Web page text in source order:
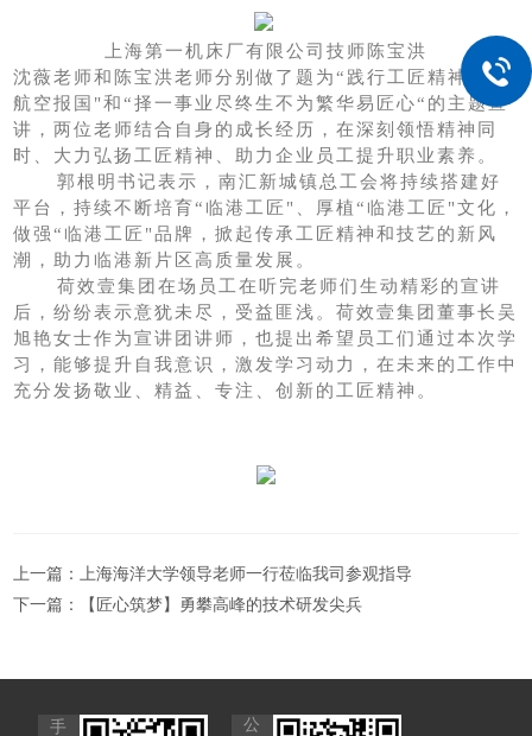
上海第一机床厂有限公司技师陈宝洪
沈薇老师和陈宝洪老师分别做了题为“践行工匠精神 矢志
航空报国"和“择一事业尽终生不为繁华易匠心“的主题宣
讲，两位老师结合自身的成长经历，在深刻领悟精神同
时、大力弘扬工匠精神、助力企业员工提升职业素养。
郭根明书记表示，南汇新城镇总工会将持续搭建好
平台，持续不断培育“临港工匠"、厚植“临港工匠"文化，
做强“临港工匠"品牌，掀起传承工匠精神和技艺的新风
潮，助力临港新片区高质量发展。
荷效壹集团在场员工在听完老师们生动精彩的宣讲
后，纷纷表示意犹未尽，受益匪浅。荷效壹集团董事长吴
旭艳女士作为宣讲团讲师，也提出希望员工们通过本次学
习，能够提升自我意识，激发学习动力，在未来的工作中
充分发扬敬业、精益、专注、创新的工匠精神。
上一篇：
上海海洋大学领导老师一行莅临我司参观指导
下一篇：
【匠心筑梦】勇攀高峰的技术研发尖兵
手
公